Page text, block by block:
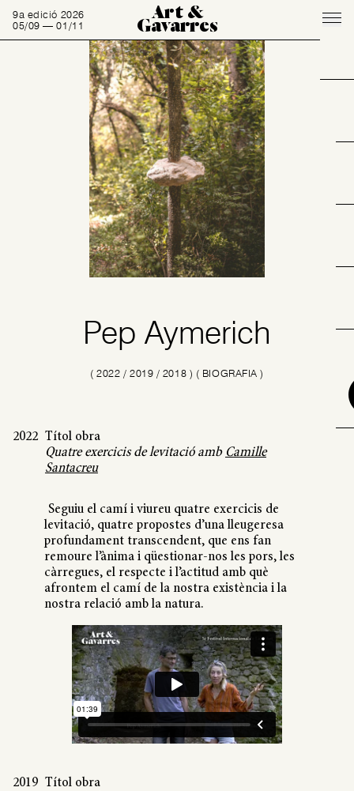
9a edició 2026
05/09 — 01/11
Art &
Gavarres
Pep Aymerich
(2022 / 2019 / 2018 ) ( BIOGRAFIA )
2022 Títol obra
Quatre exercicis de levitació amb Camille
Santacreu
Seguiu el camí i viureu quatre exercicis de
levitació, quatre propostes d’una lleugeresa
profundament transcendent, que ens fan
remoure l’ànima i qüestionar-nos les pors, les
càrregues, el respecte i l’actitud amb què
afrontem el camí de la nostra existència i la
nostra relació amb la natura.
2019 Títol obra